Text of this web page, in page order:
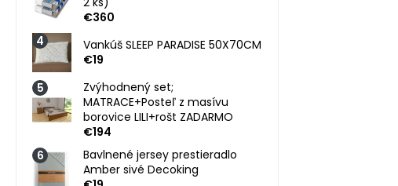
€360
Vankúš SLEEP PARADISE 50X70CM
€19
Zvýhodnený set;
MATRACE+Posteľ z masívu
borovice LILI+rošt ZADARMO
€194
Bavlnené jersey prestieradlo
Amber sivé Decoking